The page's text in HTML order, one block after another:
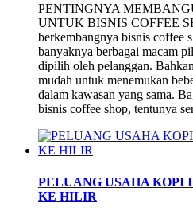
PENTINGNYA
UNTUK BISNIS COFFEE
berkembangnya bisnis coffee
banyaknya berbagai macam
dipilih oleh pelanggan.
mudah untuk menemukan
dalam kawasan yang sama.
bisnis coffee shop, tentunya
PELUANG USAHA KOPI
KE HILIR